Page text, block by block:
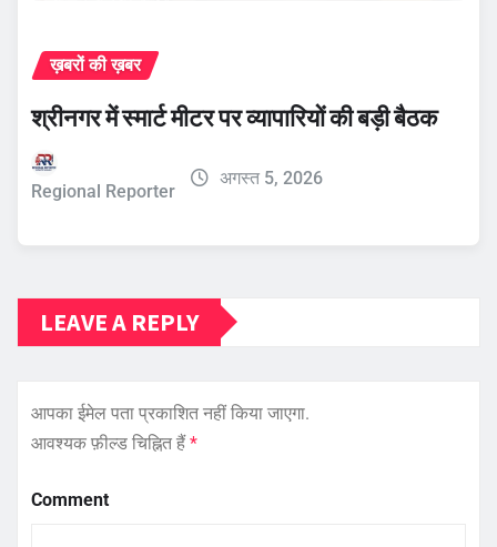
ख़बरों की ख़बर
श्रीनगर में स्मार्ट मीटर पर व्यापारियों की बड़ी बैठक
Regional Reporter
अगस्त 5, 2026
LEAVE A REPLY
आपका ईमेल पता प्रकाशित नहीं किया जाएगा.
आवश्यक फ़ील्ड चिह्नित हैं*
Comment